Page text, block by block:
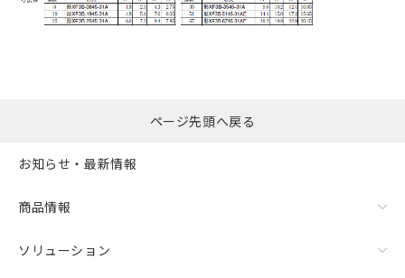
ページ先頭へ戻る
お知らせ・最新情報
商品情報
ソリューション